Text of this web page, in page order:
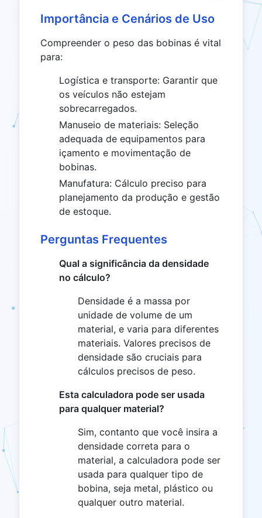
Importância e Cenários de Uso
Compreender o peso das bobinas é vital
para:
Logística e transporte: Garantir que
os veículos não estejam
sobrecarregados.
Manuseio de materiais: Seleção
adequada de equipamentos para
içamento e movimentação de
bobinas.
Manufatura: Cálculo preciso para
planejamento da produção e gestão
de estoque.
Perguntas Frequentes
Qual a significância da densidade
no cálculo?
Densidade é a massa por
unidade de volume de um
material, e varia para diferentes
materiais. Valores precisos de
densidade são cruciais para
cálculos precisos de peso.
Esta calculadora pode ser usada
para qualquer material?
Sim, contanto que você insira a
densidade correta para o
material, a calculadora pode ser
usada para qualquer tipo de
bobina, seja metal, plástico ou
qualquer outro material.